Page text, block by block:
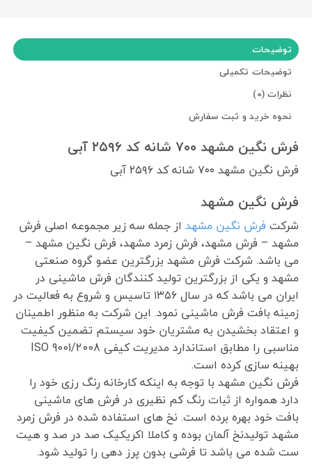
توضیحات
توضیحات تکمیلی
نظرات (0)
نحوه خرید و ثبت سفارش
فرش نگین مشهد ۷۰۰ شانه کد ۲۵۹۶ آبی
فرش نگین مشهد ۷۰۰ شانه کد ۲۵۹۶ آبی
فرش نگین مشهد
شرکت فرش نگین مشهداز جمله سه زیر مجموعه اصلی فرش
مشهد – فرش مشهد، فرش زمرد مشهد، فرش نگین مشهد –
می باشد. شرکت فرش مشهد بزرگترین عضو گروه صنعتی
مشهد و یکی از بزرگترین تولید کنندگان فرش ماشینی در
ایران می باشد که در سال ۱۳۵۶ تاسیس و شروع به فعالیت در
زمینه بافت فرش ماشینی نمود. این شرکت به منظور اطمینان
و اعتقاد بخشیدن به مشتریان خود سیستم تضمین کیفیت
مناسبی را مطابق استاندارد مدیریت کیفی ISO 9001/2008
بهینه سازی کرده است.
فرش نگین مشهد با توجه به اینکه کارخانه رنگ رزی خود را
دارد همواره از ثبات رنگ کم نظیری در فرش های ماشینی
بافت خود بهره برده است. نخ های استفاده شده در فرش زمرد
مشهد تولیدنخ آلمان بوده و کاملا اکریکیک صد در صد و هیت
ست شده می باشد تا فرشی بدون پرز دهی را تولید شود.